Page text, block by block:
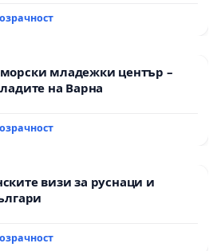
младежки център –
на Варна
визи за руснаци и